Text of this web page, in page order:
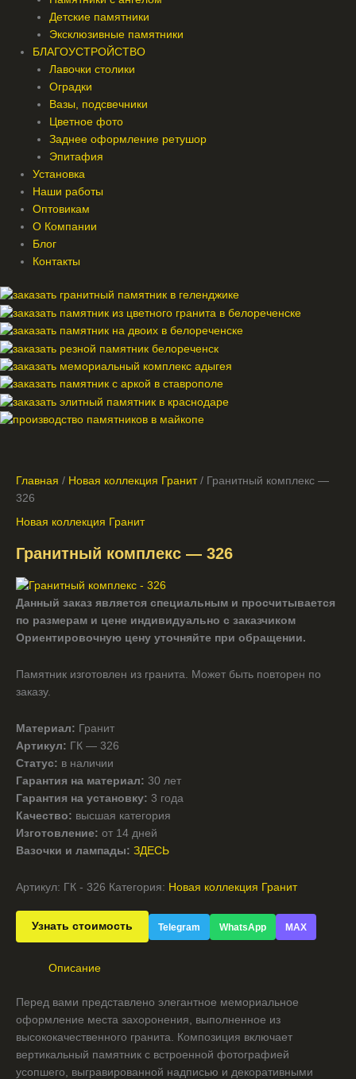
Детские памятники
Эксклюзивные памятники
БЛАГОУСТРОЙСТВО
Лавочки столики
Оградки
Вазы, подсвечники
Цветное фото
Заднее оформление ретушор
Эпитафия
Установка
Наши работы
Оптовикам
О Компании
Блог
Контакты
Главная / Новая коллекция Гранит/ Гранитный комплекс —
326
Новая коллекция Гранит
Гранитный комплекс — 326
Данный заказ является специальным и просчитывается
по размерам и цене индивидуально с заказчиком
Ориентировочную цену уточняйте при обращении.
Памятник изготовлен из гранита. Может быть повторен по
заказу.
Материал: Гранит
Артикул: ГК — 326
Статус: в наличии
Гарантия на материал: 30 лет
Гарантия на установку: 3 года
Качество: высшая категория
Изготовление: от 14 дней
Вазочки и лампады: ЗДЕСЬ
Артикул: ГК - 326 Категория: Новая коллекция Гранит
Узнать стоимость Telegram WhatsApp MAX
Описание
Перед вами представлено элегантное мемориальное
оформление места захоронения, выполненное из
высококачественного гранита. Композиция включает
вертикальный памятник с встроенной фотографией
усопшего, выгравированной надписью и декоративными